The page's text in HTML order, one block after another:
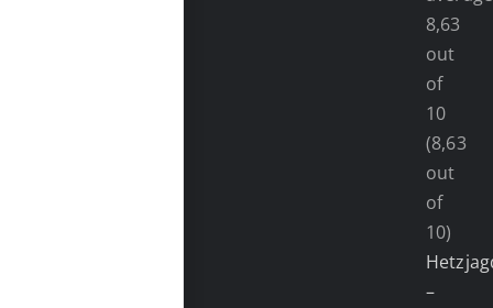
(8,63
out
of
10)
–